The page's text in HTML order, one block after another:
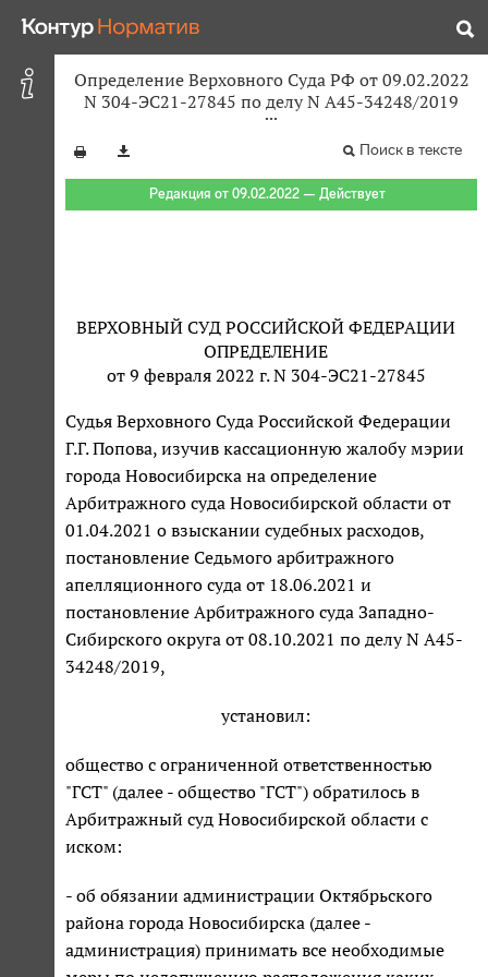
Определение Верховного Суда РФ от 09.02.2022
N 304-ЭС21-27845 по делу N А45-34248/2019
Поиск в тексте
Редакция от 09.02.2022 — Действует
ВЕРХОВНЫЙ СУД РОССИЙСКОЙ ФЕДЕРАЦИИ
ОПРЕДЕЛЕНИЕ
от 9 февраля 2022 г. N 304-ЭС21-27845
Судья Верховного Суда Российской Федерации
Г.Г. Попова, изучив кассационную жалобу мэрии
города Новосибирска на определение
Арбитражного суда Новосибирской области от
01.04.2021 о взыскании судебных расходов,
постановление Седьмого арбитражного
апелляционного суда от 18.06.2021 и
постановление Арбитражного суда Западно-
Сибирского округа от 08.10.2021 по делу N А45-
34248/2019,
установил:
общество с ограниченной ответственностью
"ГСТ" (далее - общество "ГСТ") обратилось в
Арбитражный суд Новосибирской области с
иском:
- об обязании администрации Октябрьского
района города Новосибирска (далее -
администрация) принимать все необходимые